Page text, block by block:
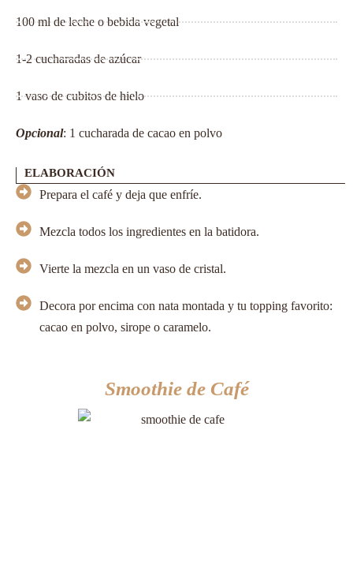
100 ml de leche o bebida vegetal
1-2 cucharadas de azúcar
1 vaso de cubitos de hielo
Opcional: 1 cucharada de cacao en polvo
ELABORACIÓN
Prepara el café y deja que enfríe.
Mezcla todos los ingredientes en la batidora.
Vierte la mezcla en un vaso de cristal.
Decora por encima con nata montada y tu topping favorito:
cacao en polvo, sirope o caramelo.
Smoothie de Café